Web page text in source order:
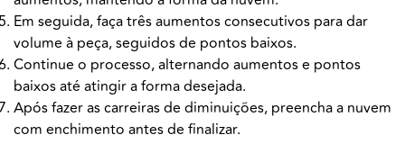
Em seguida, faça três aumentos consecutivos para dar
volume à peça, seguidos de pontos baixos.
Continue o processo, alternando aumentos e pontos
baixos até atingir a forma desejada.
Após fazer as carreiras de diminuições, preencha a nuvem
com enchimento antes de finalizar.